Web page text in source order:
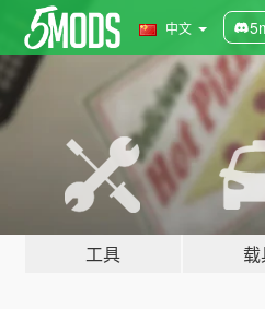
中文
工具